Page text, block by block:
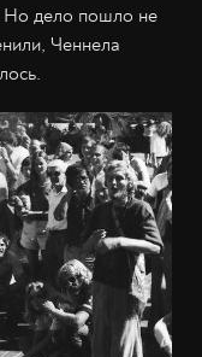
Но дело пошло не
Ченнела